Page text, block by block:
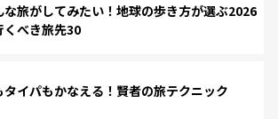
な旅がしてみたい！地球の歩き方が選ぶ2026
くべき旅先30
タイパもかなえる！賢者の旅テクニック